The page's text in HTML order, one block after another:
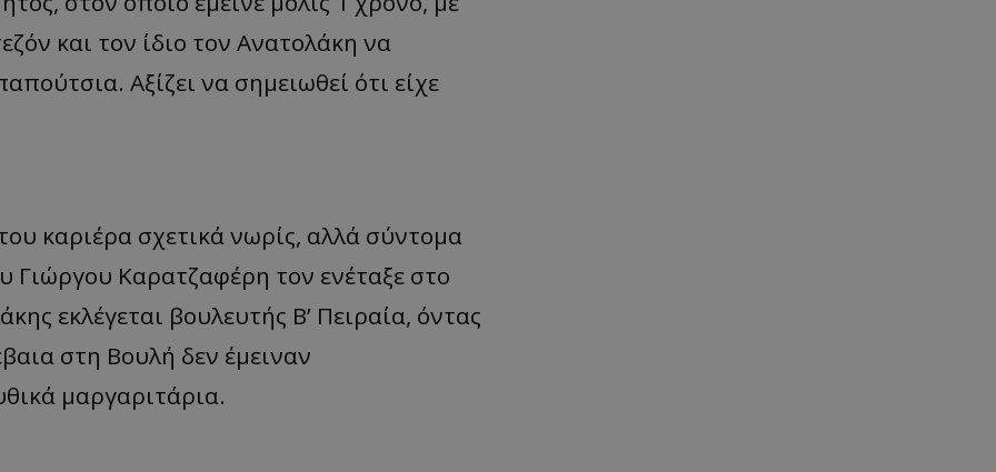
και τον ίδιο τον Ανατολάκη να
Αξίζει να σημειωθεί ότι είχε
καριέρα σχετικά νωρίς, αλλά σύντομα
Γιώργου Καρατζαφέρη τον ενέταξε στο
εκλέγεται βουλευτής Β’ Πειραία, όντας
στη Βουλή δεν έμειναν
μαργαριτάρια.